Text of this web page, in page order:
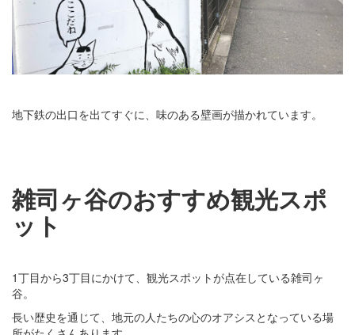
地下鉄の出口を出てすぐに、味のある壁画が描かれています。
雑司ヶ谷のおすすめ観光スポ
ット
1丁目から3丁目にかけて、観光スポットが点在している雑司ヶ
谷。
長い歴史を通じて、地元の人たちの心のオアシスとなっている場